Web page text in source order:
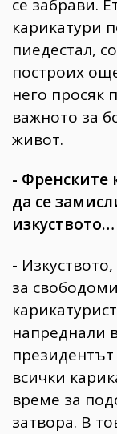
се забрави.
карикатури
пиедестал,
построих
него просяк
важното за
живот.
- Френските
да се
изкуството…
-
за
напреднали
всички
време за
затвора. В